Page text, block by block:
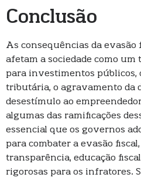
Conclusão
As consequências da evasão
afetam a sociedade como um
para investimentos públicos,
tributária, o agravamento da
desestímulo ao
algumas das ramificações
essencial que os governos
para combater a evasão
transparência, educação
rigorosas para os infratores.